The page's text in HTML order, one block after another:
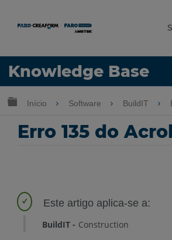
Knowledge Base
Idioma
Expandir/recolher hierarquia
Início Software BuildIT
Erro 135 do
BuildIT Construction